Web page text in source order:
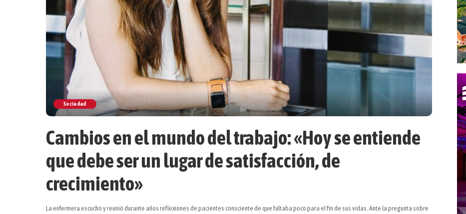
Sociedad
Cambios en el mundo del trabajo: «Hoy se entiende
que debe ser un lugar de satisfacción, de
crecimiento»
La enfermera escuchó y reunió durante años reflexiones de pacientes consciente de que faltaba poco para el fin de sus vidas. Ante la pregunta sobre